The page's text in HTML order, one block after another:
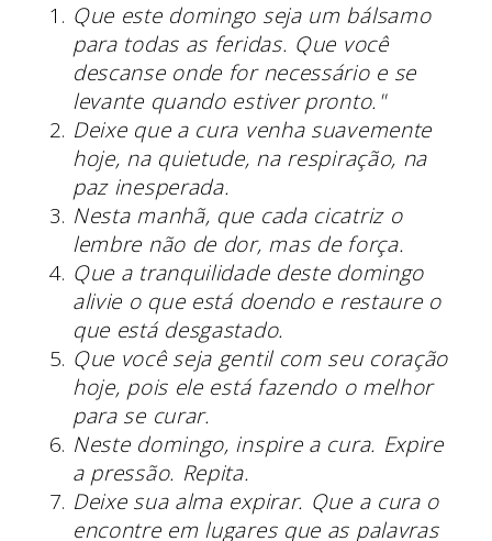
Que este domingo seja um bálsamo
para todas as feridas. Que você
descanse onde for necessário e se
levante quando estiver pronto."
Deixe que a cura venha suavemente
hoje, na quietude, na respiração, na
paz inesperada.
Nesta manhã, que cada cicatriz o
lembre não de dor, mas de força.
Que a tranquilidade deste domingo
alivie o que está doendo e restaure o
que está desgastado.
Que você seja gentil com seu coração
hoje, pois ele está fazendo o melhor
para se curar.
Neste domingo, inspire a cura. Expire
a pressão. Repita.
Deixe sua alma expirar. Que a cura o
encontre em lugares que as palavras